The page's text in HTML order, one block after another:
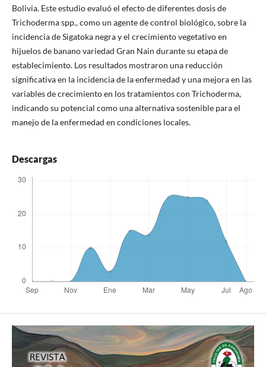
Bolivia. Este estudio evaluó el efecto de diferentes dosis de
Trichoderma spp., como un agente de control biológico, sobre la
incidencia de Sigatoka negra y el crecimiento vegetativo en
hijuelos de banano variedad Gran Nain durante su etapa de
establecimiento. Los resultados mostraron una reducción
significativa en la incidencia de la enfermedad y una mejora en las
variables de crecimiento en los tratamientos con Trichoderma,
indicando su potencial como una alternativa sostenible para el
manejo de la enfermedad en condiciones locales.
Descargas